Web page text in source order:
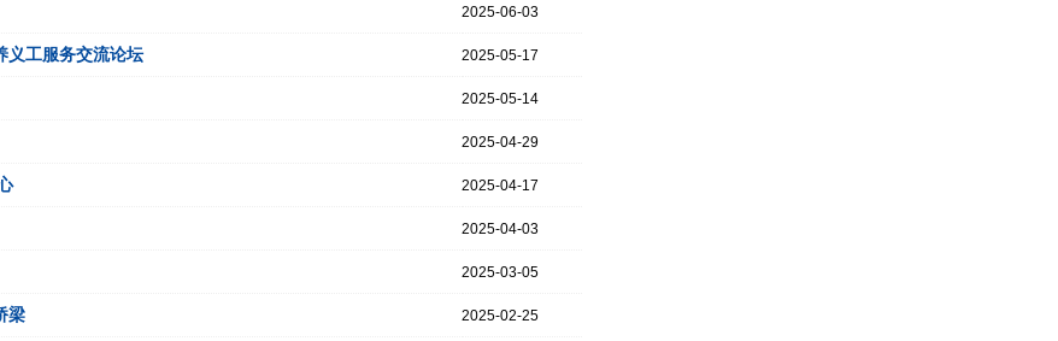
2025-06-03
义工服务交流论坛 2025-05-17
2025-05-14
2025-04-29
2025-04-17
2025-04-03
2025-03-05
梁 2025-02-25